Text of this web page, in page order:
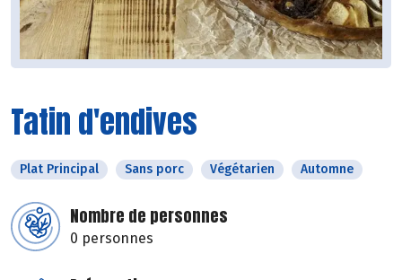
Tatin d'endives
Plat Principal Sans porc Végétarien Automne
Nombre de personnes
0 personnes